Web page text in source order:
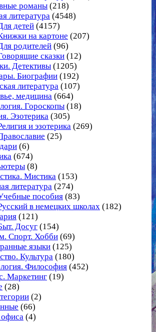
романы (218)
литература (4548)
детей (4157)
на картоне (207)
родителей (96)
сказки (12)
Детективы (1205)
Биографии (192)
литература (107)
медицина (664)
Гороскопы (18)
Эзотерика (305)
и эзотерика (269)
(25)
(6)
(674)
(8)
Мистика (153)
литература (274)
пособия (83)
в немецких школах (182)
(121)
Досуг (154)
Спорт. Хобби (69)
языки (125)
Культура (180)
Философия (452)
Маркетинг (19)
(28)
(2)
(66)
(4)